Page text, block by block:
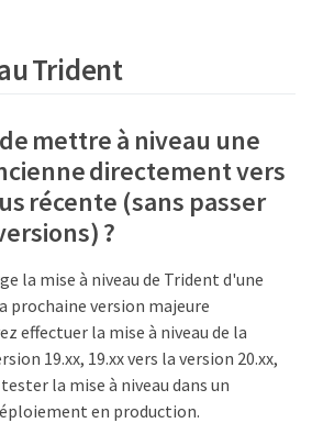
Trident
mettre à niveau une
directement vers
récente (sans passer
?
la mise à niveau de Trident d'une
prochaine version majeure
effectuer la mise à niveau de la
19.xx, 19.xx vers la version 20.xx,
la mise à niveau dans un
en production.